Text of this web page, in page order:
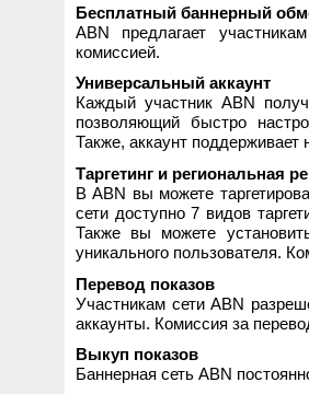
Бесплатный баннерный
ABN предлагает
комиссией.
Универсальный аккаунт
Каждый участник ABN
позволяющий быстро
Также, аккаунт поддерживает
Таргетинг и региональная
В ABN вы можете
сети доступно 7 видов
Также вы можете
уникального пользователя.
Перевод показов
Участникам сети ABN
аккаунты. Комиссия за
Выкуп показов
Баннерная сеть ABN